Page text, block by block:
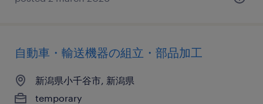
自動車・輸送機器の組立・部品加工
新潟県小千谷市, 新潟県
temporary